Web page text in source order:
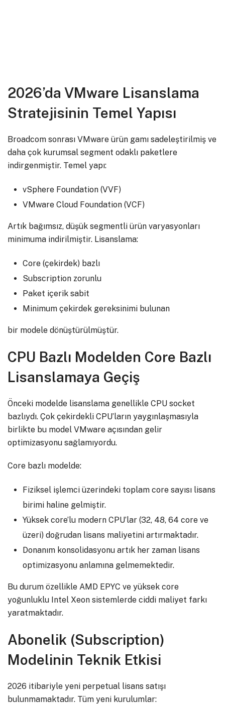
2026’da VMware Lisanslama
Stratejisinin Temel Yapısı
Broadcom sonrası VMware ürün gamı sadeleştirilmiş ve
daha çok kurumsal segment odaklı paketlere
indirgenmiştir. Temel yapı:
vSphere Foundation (VVF)
VMware Cloud Foundation (VCF)
Artık bağımsız, düşük segmentli ürün varyasyonları
minimuma indirilmiştir. Lisanslama:
Core (çekirdek) bazlı
Subscription zorunlu
Paket içerik sabit
Minimum çekirdek gereksinimi bulunan
bir modele dönüştürülmüştür.
CPU Bazlı Modelden Core Bazlı
Lisanslamaya Geçiş
Önceki modelde lisanslama genellikle CPU socket
bazlıydı. Çok çekirdekli CPU’ların yaygınlaşmasıyla
birlikte bu model VMware açısından gelir
optimizasyonu sağlamıyordu.
Core bazlı modelde:
Fiziksel işlemci üzerindeki toplam core sayısı lisans
birimi haline gelmiştir.
Yüksek core’lu modern CPU’lar (32, 48, 64 core ve
üzeri) doğrudan lisans maliyetini artırmaktadır.
Donanım konsolidasyonu artık her zaman lisans
optimizasyonu anlamına gelmemektedir.
Bu durum özellikle AMD EPYC ve yüksek core
yoğunluklu Intel Xeon sistemlerde ciddi maliyet farkı
yaratmaktadır.
Abonelik (Subscription)
Modelinin Teknik Etkisi
2026 itibariyle yeni perpetual lisans satışı
bulunmamaktadır. Tüm yeni kurulumlar: